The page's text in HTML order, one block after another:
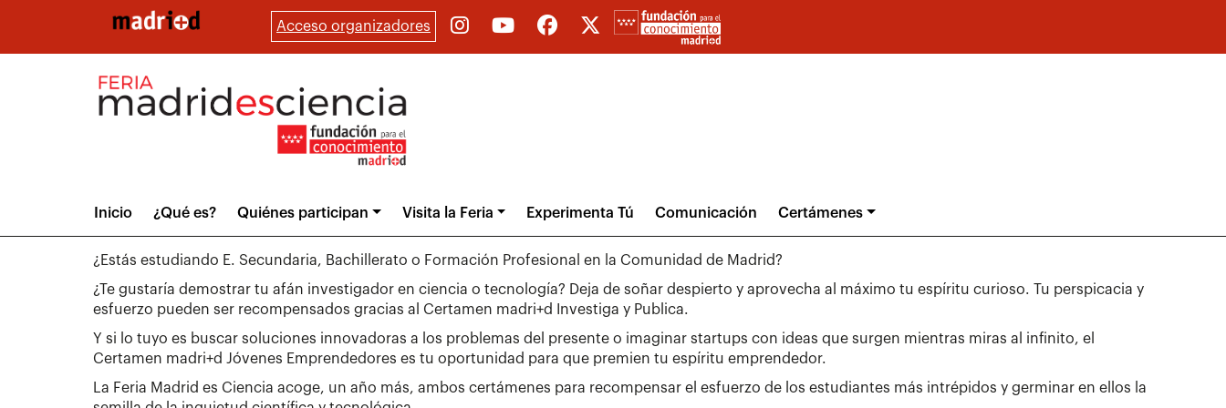
Acceso organizadores
Main
menuInicio ¿Qué es? Quiénes participan Visita la Feria Experimenta Tú Comunicación Certámenes
¿Estás estudiando E. Secundaria, Bachillerato o Formación Profesional en la Comunidad de Madrid?
¿Te gustaría demostrar tu afán investigador en ciencia o tecnología? Deja de soñar despierto y aprovecha al máximo tu espíritu curioso. Tu perspicacia y
esfuerzo pueden ser recompensados gracias al Certamen madri+d Investiga y Publica.
Y si lo tuyo es buscar soluciones innovadoras a los problemas del presente o imaginar startups con ideas que surgen mientras miras al infinito, el
Certamen madri+d Jóvenes Emprendedores es tu oportunidad para que premien tu espíritu emprendedor.
La Feria Madrid es Ciencia acoge, un año más, ambos certámenes para recompensar el esfuerzo de los estudiantes más intrépidos y germinar en ellos la